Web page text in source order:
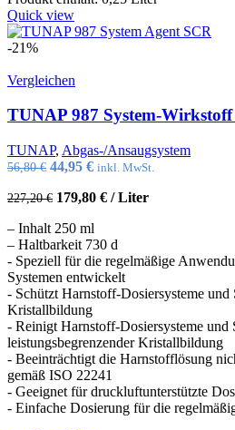
Quick view
-21%
Vergleichen
TUNAP 987 System-
TUNAP, Abgas-/Ansaugsystem
56,80€ Ursprünglicher
war:
44,95 €Aktueller
ist:
inkl. MwSt.
227,20€ 179,80 € /Liter
– Inhalt 250 ml
– Haltbarkeit 730 d
- Speziell für die regelmäßige
Systemen entwickelt
- Schützt Harnstoff-Dosiersysteme
Kristallbildung
- Reinigt Harnstoff-Dosiersysteme und
leistungsbegrenzender Kristallbildung
- Beeinträchtigt die Harnstofflösung
gemäß ISO 22241
- Geeignet für druckluftunterstützte
- Einfache Dosierung für die